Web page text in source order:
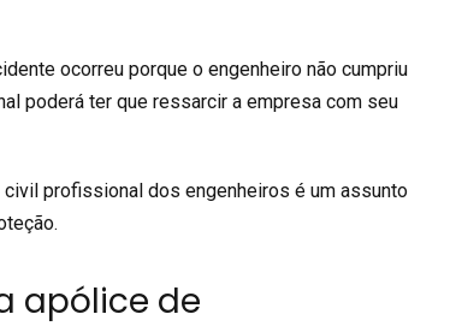
ocorreu porque o engenheiro não cumpriu
poderá ter que ressarcir a empresa com seu
profissional dos engenheiros é um assunto
apólice de